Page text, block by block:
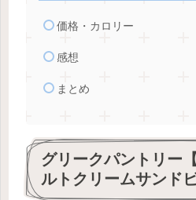
価格・カロリー
感想
まとめ
グリークパントリー
ルトクリームサンド